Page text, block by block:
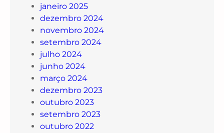
janeiro 2025
dezembro 2024
novembro 2024
setembro 2024
julho 2024
junho 2024
março 2024
dezembro 2023
outubro 2023
setembro 2023
outubro 2022